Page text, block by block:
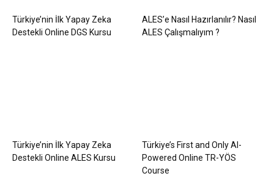
Türkiye’nin İlk Yapay Zeka
Destekli Online DGS Kursu
ALES’e Nasıl Hazırlanılır? Nasıl
ALES Çalışmalıyım ?
Türkiye’nin İlk Yapay Zeka
Destekli Online ALES Kursu
Türkiye’s First and Only AI-
Powered Online TR-YÖS
Course